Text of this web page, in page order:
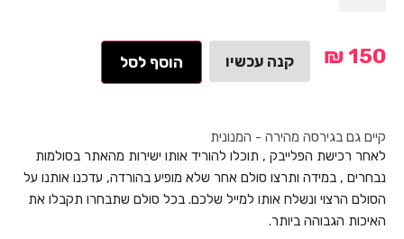
₪ 150 קנה עכשיו הוסף לסל
קיים גם בגירסה מהירה - המנונית
לאחר רכישת הפלייבק , תוכלו להוריד אותו ישירות מהאתר בסולמות
נבחרים , במידה ותרצו סולם אחר שלא מופיע בהורדה, עדכנו אותנו על
הסולם הרצוי ונשלח אותו למייל שלכם. בכל סולם שתבחרו תקבלו את
האיכות הגבוהה ביותר.